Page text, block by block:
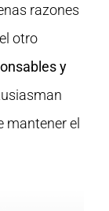
razones
otro
y
mantener el